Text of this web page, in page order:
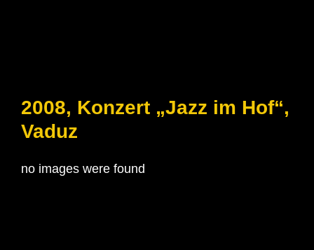
2008, Konzert „Jazz im Hof“,
Vaduz
no images were found